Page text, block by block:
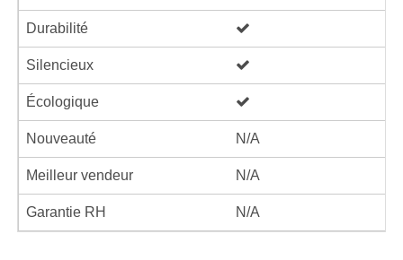
Durabilité
Silencieux
Écologique
Nouveauté N/A
Meilleur vendeur N/A
Garantie RH N/A